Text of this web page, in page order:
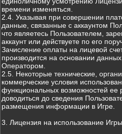
времени изменяться.
2.4. Указывая при совершении
данные, связанные с аккаунтом
что являетесь Пользователем,
аккаунт или действуете по его
Зачисление оплаты на лицевой
производится на основании
Оператором.
2.5. Некоторые технические,
коммерческие условия
функциональных возможностей ее
доводиться до сведения
размещения информации в Игре.
3. Лицензия на использование Игры